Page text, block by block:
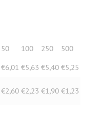
50 100 250 500
€6,01 €5,63 €5,40 €5,25
€2,60 €2,23 €1,90 €1,23